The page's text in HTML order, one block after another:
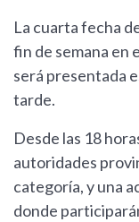
La cuarta fecha
fin de semana en
será presentada
tarde.
Desde las 18
autoridades
categoría, y una
donde